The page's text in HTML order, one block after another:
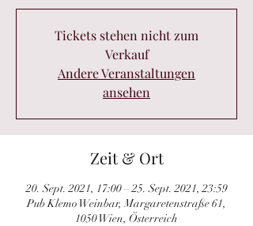
Tickets stehen nicht zum
Verkauf
Andere Veranstaltungen
ansehen
Zeit & Ort
20. Sept. 2021, 17:00 – 25. Sept. 2021, 23:59
Pub Klemo Weinbar, Margaretenstraße 61,
1050 Wien, Österreich